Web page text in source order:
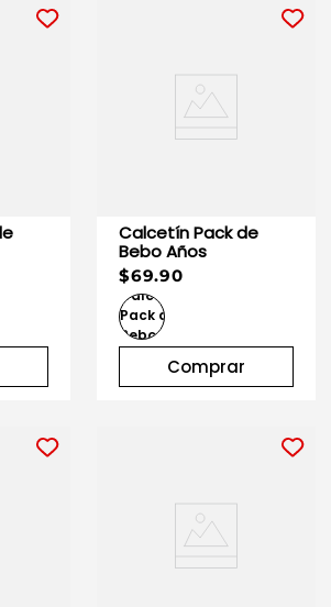
Calcetín Pack de
Bebo Años
$69.90
Comprar